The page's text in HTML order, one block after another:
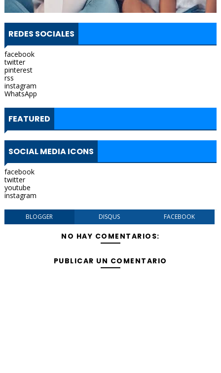
REDES SOCIALES
facebook
twitter
pinterest
rss
instagram
WhatsApp
FEATURED
SOCIAL MEDIA ICONS
facebook
twitter
youtube
instagram
BLOGGER DISQUS FACEBOOK
NO HAY COMENTARIOS:
PUBLICAR UN COMENTARIO